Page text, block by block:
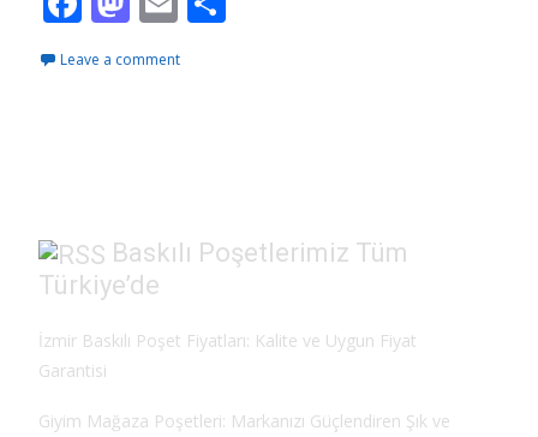
e
k
to ai
Leave a comment
Baskılı Poşetlerimiz Tüm
Türkiye’de
İzmir Baskılı Poşet Fiyatları: Kalite ve Uygun Fiyat
Garantisi
Giyim Mağaza Poşetleri: Markanızı Güçlendiren Şık ve